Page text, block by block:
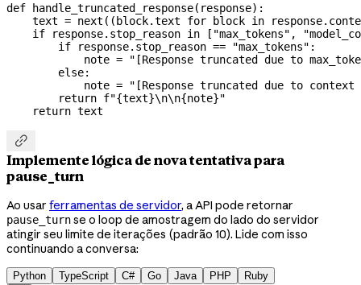
def handle_truncated_response( response):
    text
= next ((block.text for block in
    if
response.stop_reason in [ "max_tokens" ,
        if
response.stop_reason == "max_tokens" :
            note
= "[Response truncated due to
        else
:
            note
= "[Response truncated due to
        return
f"{text}\n\n{note}"
    return
text

Implemente lógica de nova tentativa para
pause_turn
Ao usar ferramentas de servidor, a API pode retornar
pause_turnse o loop de amostragem do lado do servidor
atingir seu limite de iterações (padrão 10). Lide com isso
continuando a conversa:
Python TypeScript C# Go Java PHP Ruby